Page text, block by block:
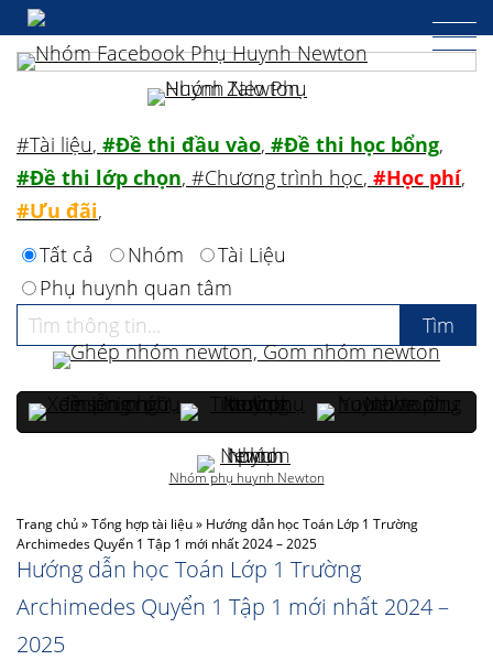
Trang chủ»Tổng hợp tài liệu» Hướng dẫn học Toán Lớp 1 Trường
Archimedes Quyển 1 Tập 1 mới nhất 2024 – 2025
Hướng dẫn học Toán Lớp 1 Trường
Archimedes Quyển 1 Tập 1 mới nhất 2024 –
2025
#Tài liệu, #Đề thi đầu vào, #Đề thi học bổng,
#Đề thi lớp chọn, #Chương trình học, #Học phí,
#Ưu đãi,
Tất cả
Nhóm
Tài Liệu
Phụ huynh quan tâm
Nhóm phụ huynh Newton